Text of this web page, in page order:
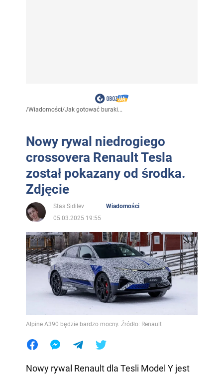
/Wiadomości/Jak gotować buraki...
Nowy rywal niedrogiego
crossovera Renault Tesla
został pokazany od środka.
Zdjęcie
Stas Sidilev
Wiadomości
05.03.2025 19:55
Alpine A390 będzie bardzo mocny. Źródło: Renault
Nowy rywal Renault dla Tesli Model Y jest